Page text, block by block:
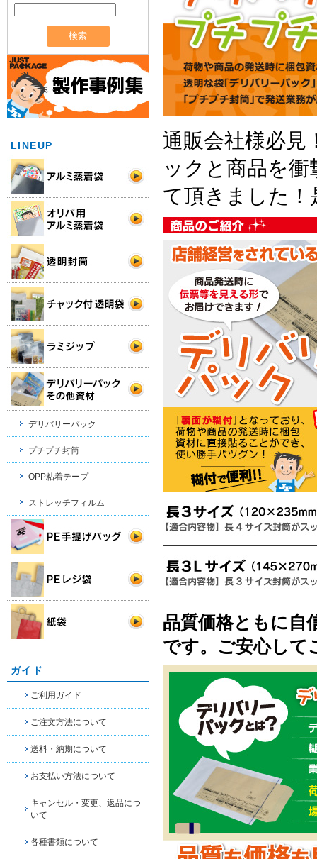
通販会社様必見
ックと商品を
て頂きました
品質価格ともに自
です。ご安心して
LINEUP
デリバリーパック
プチプチ封筒
OPP粘着テープ
ストレッチフィルム
ガイド
ご利用ガイド
ご注文方法について
送料・納期について
お支払い方法について
キャンセル・変更、返品につ
いて
各種書類について